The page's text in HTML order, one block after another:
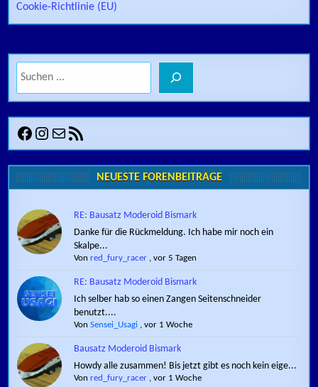
Cookie-Richtlinie (EU)
Facebook
Instagram
E-MailRSS-Feed
NEUESTE FORENBEITRÄGE
RE: Bausatz Moderoid Bismark
Danke für die Rückmeldung. Ich habe mir noch ein
Skalpe...
Vonred_fury_racer ,vor 5 Tagen
RE: Bausatz Moderoid Bismark
Ich selber hab so einen Zangen Seitenschneider
benutzt....
VonSensei_Usagi ,vor 1 Woche
Bausatz Moderoid Bismark
Howdy alle zusammen! Bis jetzt gibt es noch kein eige...
Vonred_fury_racer ,vor 1 Woche